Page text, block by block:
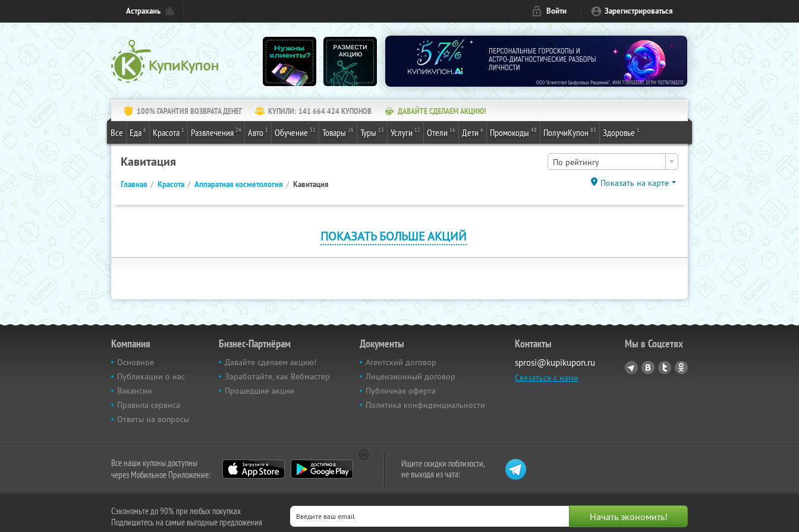
Астрахань Войти Зарегистрироваться
100% ГАРАНТИЯ ВОЗВРАТА ДЕНЕГ КУПИЛИ: 141 664 424КУПОНОВ ДАВАЙТЕ СДЕЛАЕМ АКЦИЮ!
Все Еда 6 Красота 1 Развлечения 24 Авто 1 Обучение 31 Товары 26 Туры 13 Услуги 12 Отели 16 Дети 6 Промокоды 48 ПолучиКупон 83 Здоровье 1
Кавитация По рейтингу
Главная Красота Аппаратная косметология Кавитация Показать на карте
ПОКАЗАТЬ БОЛЬШЕ АКЦИЙ
Компания
Основное
Публикации о нас
Вакансии
Правила сервиса
Ответы на вопросы
Бизнес-Партнёрам
Давайте сделаем акцию!
Заработайте, как Вебмастер
Прошедшие акции
Документы
Агентский договор
Лицензионный договор
Публичная оферта
Политика конфиденциальности
Контакты
sprosi@kupikupon.ru
Связаться с нами
Мы в Соцсетях
Все наши купоны доступны
через Мобильное Приложение:
Ищите скидки поблизости,
не выходя из чата:
Сэкономьте до 90% при любых покупках
Подпишитесь на самые выгодные предложения